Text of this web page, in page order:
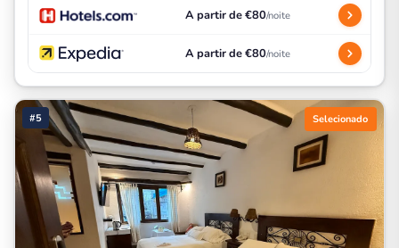
A partir de €80/noite
A partir de €80/noite
#5 Selecionado